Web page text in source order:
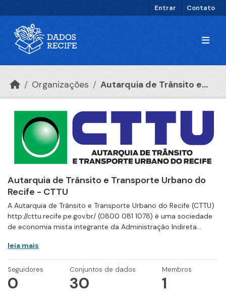
Entrar Contato
Organizações Autarquia de Trânsito e...
Autarquia de Trânsito e Transporte Urbano do
Recife - CTTU
A Autarquia de Trânsito e Transporte Urbano do Recife (CTTU)
http://cttu.recife.pe.gov.br/ (0800 081 1078) é uma sociedade
de economia mista integrante da Administração Indireta...
leia mais
Seguidores
0
Conjuntos de dados
30
Membros
1